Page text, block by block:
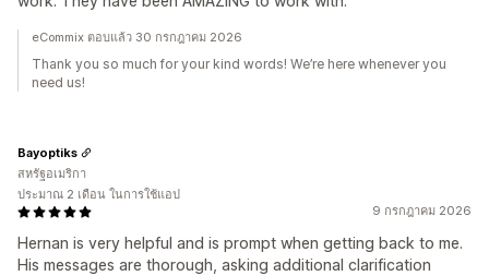
eCommix ตอบแล้ว 30 กรกฎาคม 2026
Thank you so much for your kind words! We’re here whenever you
need us!
9 กรกฎาคม 2026
Hernan is very helpful and is prompt when getting back to me.
His messages are thorough, asking additional clarification
Bayoptiks
สหรัฐอเมริกา
ประมาณ 2 เดือน ในการใช้แอป